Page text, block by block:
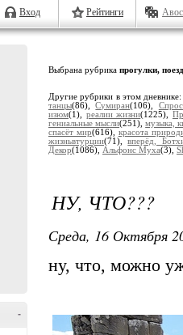
Вход Рейтинги
-
Выбрана рубрика прогулки,
Другие рубрики в этом
танцы(86),Сумиран(106),
изюм(1), реалии жизни(1225),
гениальные мысли(251),музыка,
спасёт мир(616), красота
жизньвтурции(71),вперёд,
Декор(1086), Альфонс Муха(3),
НУ, ЧТО???
Среда, 16 Октября
ну, что, можно